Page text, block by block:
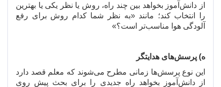
از دانش آموز بخواهد بین چند راه، روش یا نظر یکی یا بهترین
را انتخاب کند؛ مانند «به نظر شما کدام روش برای رفع
آلودگی هوا مناسبتر است؟»
ه) پرسشهای هدایتگر
این نوع پرسشها زمانی مطرح میشوند که معلم قصد دارد
از دانش آموز بخواهد راه جدیدی را برای بحث پیش روی